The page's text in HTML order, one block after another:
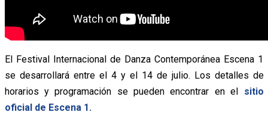
El Festival Internacional de Danza Contemporánea Escena 1
se desarrollará entre el 4 y el 14 de julio. Los detalles de
horarios y programación se pueden encontrar en el sitio
oficial de Escena 1.